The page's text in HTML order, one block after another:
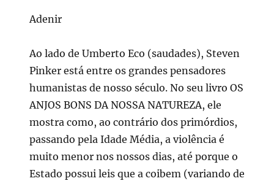
Adenir
Ao lado de Umberto Eco (saudades), Steven
Pinker está entre os grandes pensadores
humanistas de nosso século. No seu livro OS
ANJOS BONS DA NOSSA NATUREZA, ele
mostra como, ao contrário dos primórdios,
passando pela Idade Média, a violência é
muito menor nos nossos dias, até porque o
Estado possui leis que a coibem (variando de